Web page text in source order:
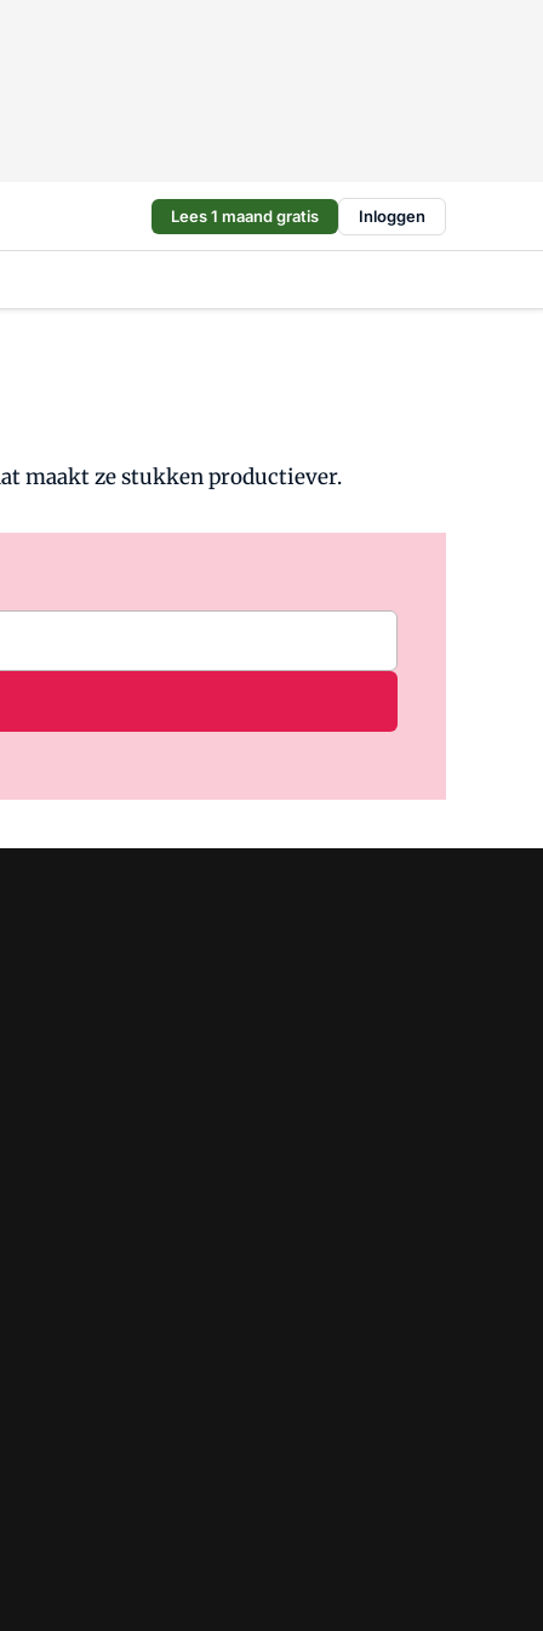
Lees 1 maand gratis Inloggen
maakt ze stukken productiever.